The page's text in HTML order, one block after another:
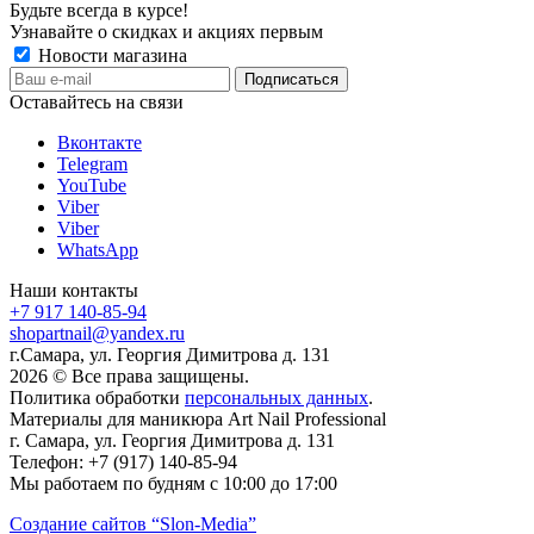
Будьте всегда в курсе!
Узнавайте о скидках и акциях первым
Новости магазина
Оставайтесь на связи
Вконтакте
Telegram
YouTube
Viber
Viber
WhatsApp
Наши контакты
+7 917 140-85-94
shopartnail@yandex.ru
г.Самара, ул. Георгия Димитрова д. 131
2026 © Все права защищены.
Политика обработки персональных данных.
Материалы для маникюра Art Nail Professional
г. Самара, ул. Георгия Димитрова д. 131
Телефон: +7 (917) 140-85-94
Мы работаем по будням с 10:00 до 17:00
Создание сайтов “Slon-Media”